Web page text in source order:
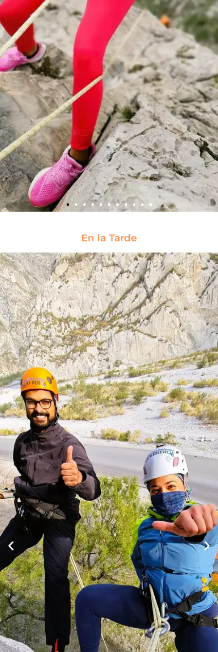
Horcones
6:00AM - 1:00PM
INTERMEDIO
En la Tarde